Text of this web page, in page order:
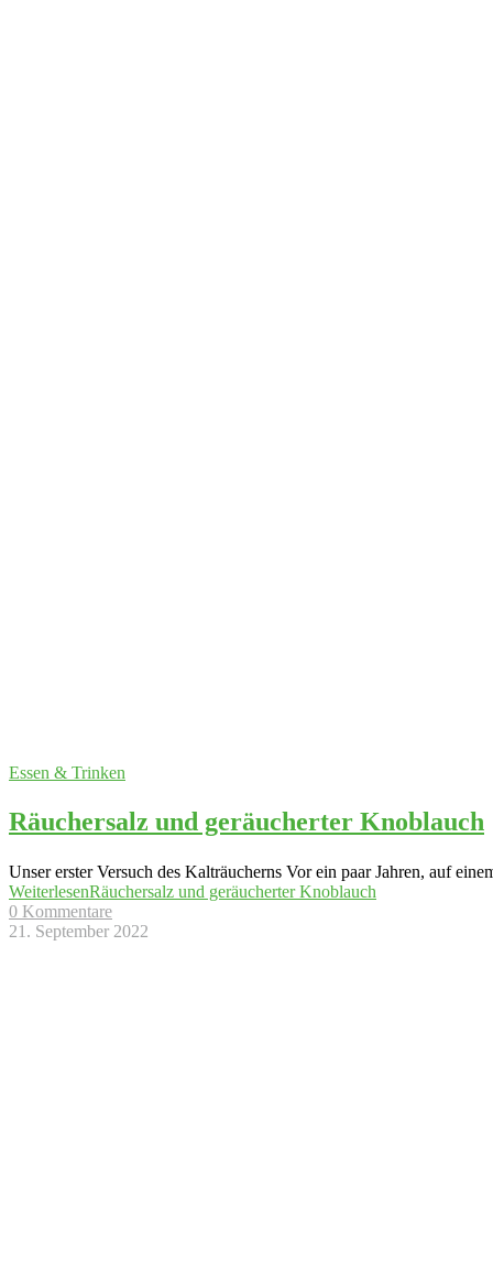
Essen & Trinken
Räuchersalz und geräucherter Knoblauch
Unser erster Versuch des Kalträucherns Vor ein paar Jahren, auf
WeiterlesenRäuchersalz und geräucherter Knoblauch
0 Kommentare
21. September 2022